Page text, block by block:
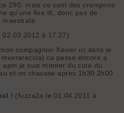
290, mais ce sont des crampons
qu'une fixe tlt, donc pas de
maestrale
02.03.2012 à 17:27)
compagnon Xavier ici dans le
ca passe encore a
je suis monter du coté du
et on chausse apres 1h30 2h00
! (fuzza2a le 01.04.2011 à